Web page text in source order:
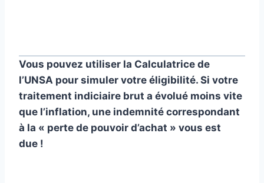
Vous pouvez utiliser la Calculatrice de
l’UNSA pour simuler votre éligibilité. Si votre
trai­te­ment indi­ciaire brut a évolué moins vite
que l’infla­tion, une indem­nité cor­res­pon­dant
à la « perte de pou­voir d’achat » vous est
due !